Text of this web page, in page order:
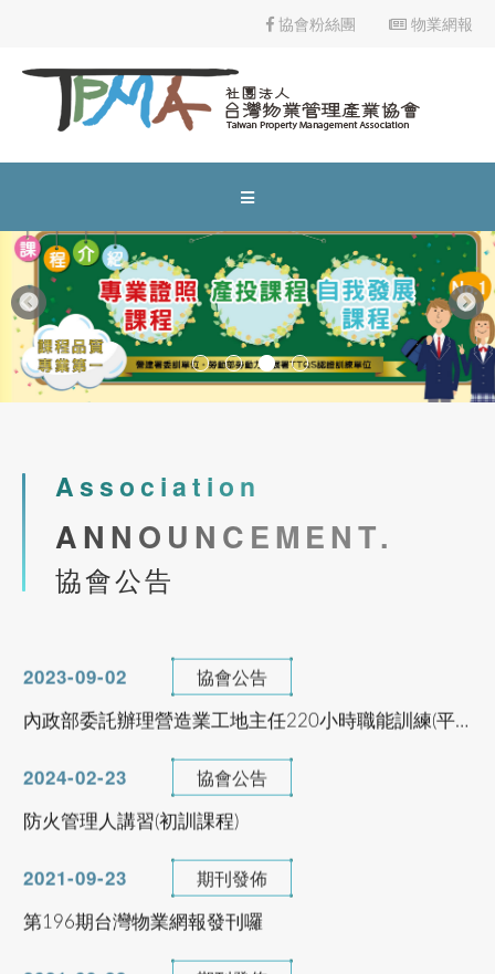
協會粉絲團 物業網報
Association
ANNOUNCEMENT.
協會公告
113年度下半年產投課程
社區住戶規約及管理費制定實務班第01期(高雄班)
2024-05-01 協會公告
市區道路無障礙設計講習
2023-12-10 協會公告
公益講座-建照抽查缺失與錯誤態樣說明
臺南市不動產製圖人員服務職業工會徵求會員公告
2023-11-06 協會公告
協會公告
協會公告
防火管理人講習(初訓課程)
期刊發佈
第196期台灣物業網報發刊囉
期刊發佈
113年9月18、19、25、26日(計4日)
南班)
市區道路無障礙設計講習
113年8月26-27日